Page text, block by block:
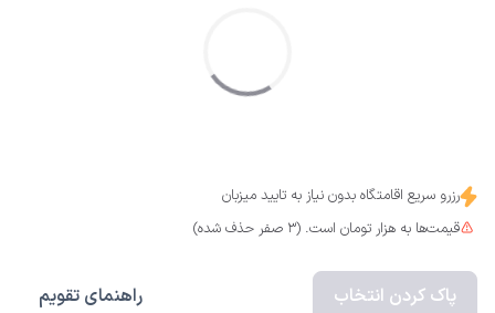
رزرو سریع اقامتگاه بدون نیاز به تایید میزبان
قیمت‌ها به هزار تومان است. (3 صفر حذف شده)
پاک کردن انتخاب راهنمای تقویم